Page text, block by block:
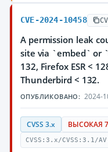
CVE-2024-10458
A permission leak
site via `embed` or
132, Firefox ESR <
Thunderbird < 132.
ОПУБЛИКОВАНО: 2024-
CVSS 3.x ВЫСОКАЯ
CVSS:3.x/CVSS:3.1/